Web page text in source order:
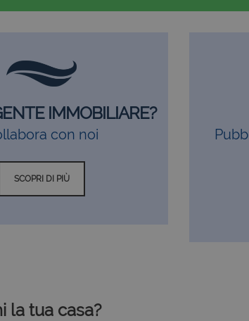
IMMOBILIARE?
con noi
SCOPRI DI PIÙ
la tua casa?